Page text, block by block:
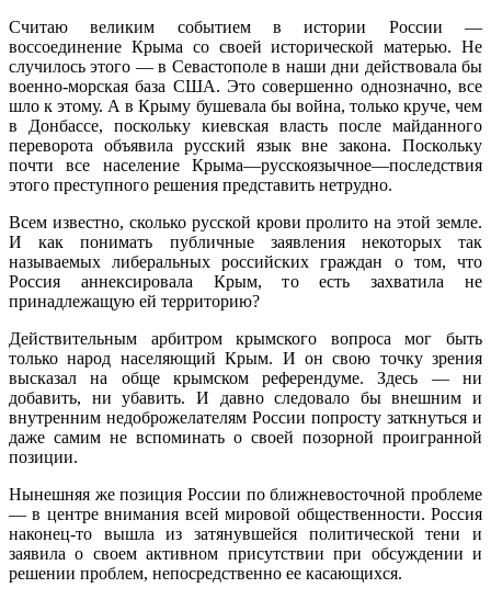
Считаю великим событием в истории России —
воссоединение Крыма со своей исторической матерью. Не
случилось этого — в Севастополе в наши дни действовала бы
военно-морская база США. Это совершенно однозначно, все
шло к этому. А в Крыму бушевала бы война, только круче, чем
в Донбассе, поскольку киевская власть после майданного
переворота объявила русский язык вне закона. Поскольку
почти все население Крыма—русскоязычное—последствия
этого преступного решения представить нетрудно.
Всем известно, сколько русской крови пролито на этой земле.
И как понимать публичные заявления некоторых так
называемых либеральных российских граждан о том, что
Россия аннексировала Крым, то есть захватила не
принадлежащую ей территорию?
Действительным арбитром крымского вопроса мог быть
только народ населяющий Крым. И он свою точку зрения
высказал на обще крымском референдуме. Здесь — ни
добавить, ни убавить. И давно следовало бы внешним и
внутренним недоброжелателям России попросту заткнуться и
даже самим не вспоминать о своей позорной проигранной
позиции.
Нынешняя же позиция России по ближневосточной проблеме
— в центре внимания всей мировой общественности. Россия
наконец-то вышла из затянувшейся политической тени и
заявила о своем активном присутствии при обсуждении и
решении проблем, непосредственно ее касающихся.